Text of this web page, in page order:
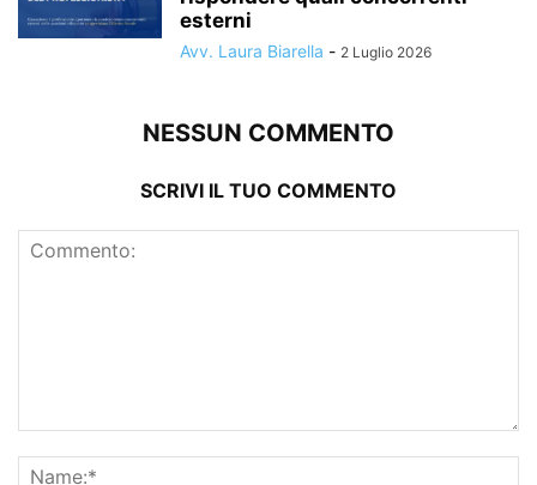
esterni
Avv. Laura Biarella - 2 Luglio 2026
NESSUN COMMENTO
SCRIVI IL TUO COMMENTO